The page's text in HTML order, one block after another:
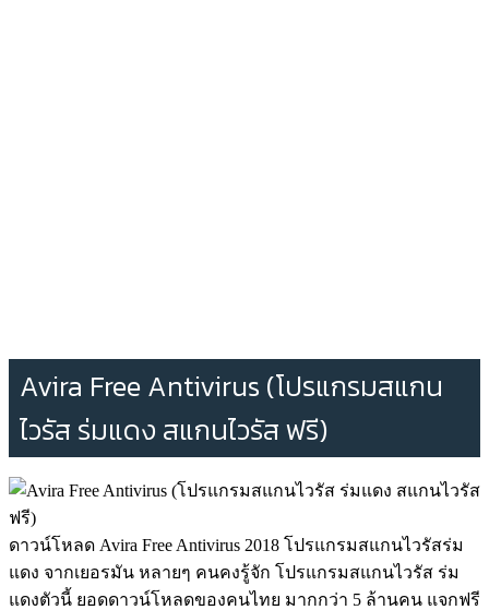
Avira Free Antivirus (โปรแกรมสแกน
ไวรัส ร่มแดง สแกนไวรัส ฟรี)
ดาวน์โหลด Avira Free Antivirus 2018 โปรแกรมสแกนไวรัสร่ม
แดง จากเยอรมัน หลายๆ คนคงรู้จัก โปรแกรมสแกนไวรัส ร่ม
แดงตัวนี้ ยอดดาวน์โหลดของคนไทย มากกว่า 5 ล้านคน แจกฟรี